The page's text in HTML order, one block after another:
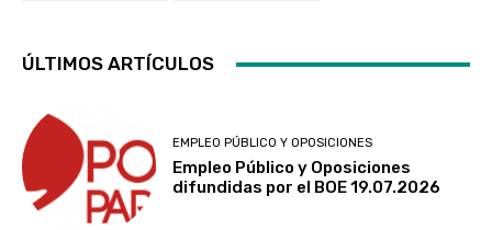
ÚLTIMOS ARTÍCULOS
EMPLEO PÚBLICO Y OPOSICIONES
Empleo Público y Oposiciones
difundidas por el BOE 19.07.2026